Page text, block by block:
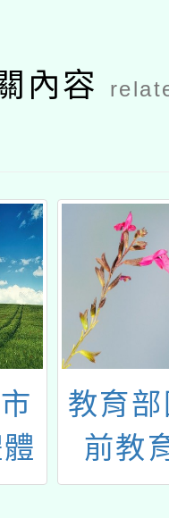
內容
教育
前教
「本